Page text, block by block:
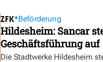
Beförderung
Hildesheim: Sancar
Geschäftsführung auf
Die Stadtwerke Hildesheim